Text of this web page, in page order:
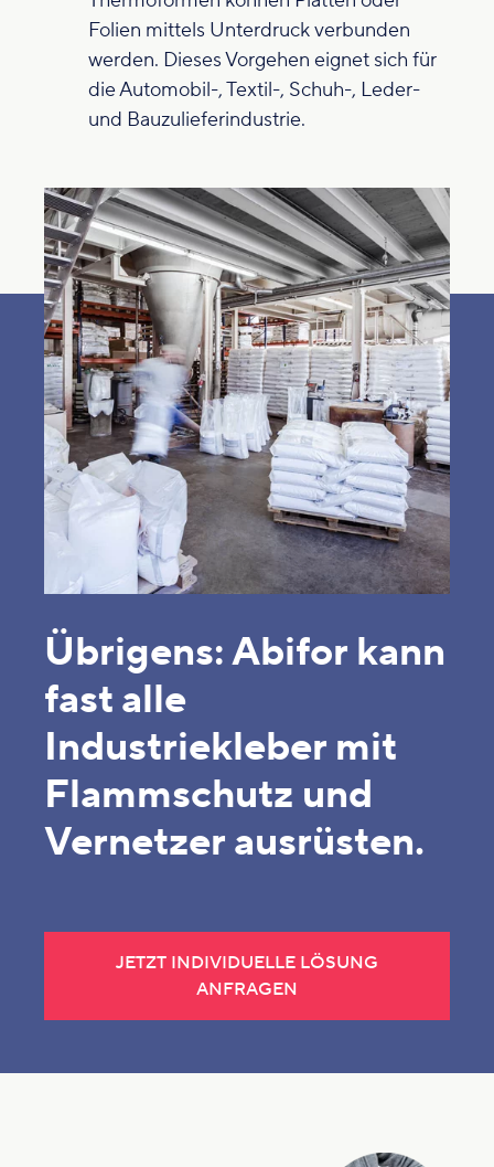
Folien mittels Unterdruck verbunden
werden. Dieses Vorgehen eignet sich für
die Automobil-, Textil-, Schuh-, Leder-
und Bauzulieferindustrie.
Übrigens: Abifor kann
fast alle
Industriekleber mit
Flammschutz und
Vernetzer ausrüsten.
JETZT INDIVIDUELLE LÖSUNG
ANFRAGEN